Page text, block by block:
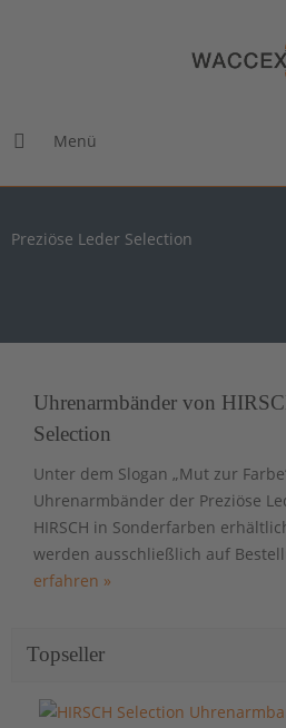
Menü
Preziöse Leder Selection
Uhrenarmbänder von
Selection
Unter dem Slogan „Mut zur
Uhrenarmbänder der Preziöse
HIRSCH in Sonderfarben
werden ausschließlich auf
erfahren »
Topseller